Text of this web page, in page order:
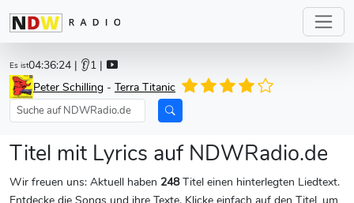
Es ist04:36:24 | 👂1 |
Peter Schilling - Terra Titanic
Titel mit Lyrics auf NDWRadio.de
Wir freuen uns: Aktuell haben 248Titel einen hinterlegten Liedtext.